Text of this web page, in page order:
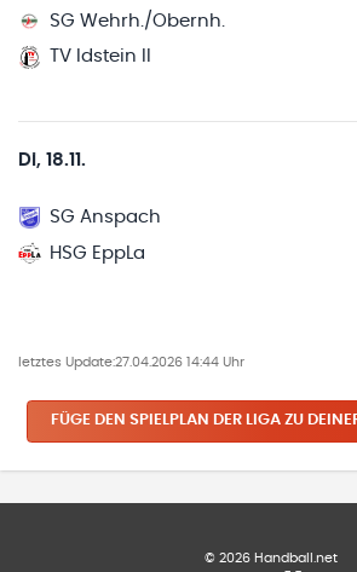
SG Wehrh./Obernh.
TV Idstein II
Di, 18.11.
SG Anspach
HSG EppLa
letztes Update:27.04.2026 14:44 Uhr
FÜGE DEN SPIELPLAN DER LIGA ZU
© 2026 Handball.net